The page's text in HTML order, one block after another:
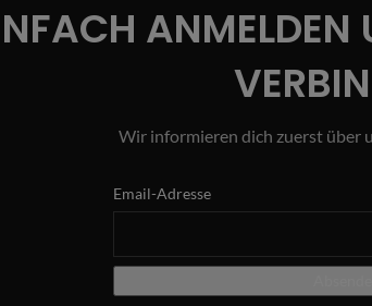
Wir informieren dich zuerst über
Email-Adresse